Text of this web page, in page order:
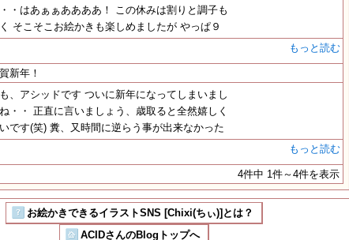
・はあぁぁああああ！ この休みは割りと調子も
そこそこお絵かきも楽しめましたが やっぱ９
もっと読む
新年！
、アシッドです ついに新年になってしまいまし
・・ 正直に言いましょう、歳取ると全然嬉しく
です(笑) 糞、又時間に逆らう事が出来なかった
もっと読む
4件中 1件～4件を表示
お絵かきできるイラストSNS [Chixi(ちぃ)]とは？
ACIDさんのBlogトップへ